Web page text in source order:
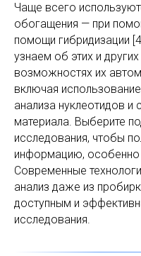
Чаще всего
обогащения — при
помощи гибридизации
узнаем об этих и
возможностях их
включая
анализа нуклеотидов и
материала. Выберите
исследования, чтобы
информацию, особенно
Современные
анализ даже из
доступным и
исследования.